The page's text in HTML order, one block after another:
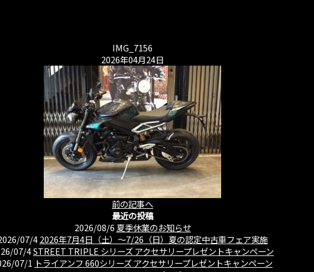
IMG_7156
2026年04月24日
前の記事へ
最近の投稿
2026/08/6 夏季休業のお知らせ
07/4 2026年7月4日（土）〜7/26（日）夏の認定中古車フェア実施
07/4STREET TRIPLE シリーズ アクセサリープレゼントキャンペーン
07/1 トライアンフ 660シリーズ アクセサリープレゼントキャンペーン